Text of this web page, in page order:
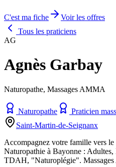
C'est ma fiche
Voir les offres
Tous les praticiens
AG
Agnès Garbay
Naturopathe, Massages AMMA
Naturopathe
Praticien
Saint-Martin-de-Seignanx
Accompagnez votre famille vers
Naturopathie à Bayonne :
TDAH, "Naturoplégie".